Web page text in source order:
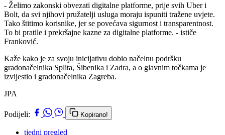
- Želimo zakonski obvezati digitalne platforme, prije svih Uber i
Bolt, da svi njihovi pružatelji usluga moraju ispuniti tražene uvjete.
Tako štitimo korisnike, jer se povećava sigurnost i transparentnost.
To bi pratile i prekršajne kazne za digitalne platforme. - ističe
Franković.
Kaže kako je za svoju inicijativu dobio načelnu podršku
gradonačelnika Splita, Šibenika i Zadra, a o glavnim točkama je
izvijestio i gradonačelnika Zagreba.
JPA
Podijeli: Kopirano!
tjedni pregled